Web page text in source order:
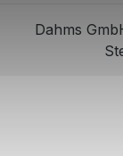
Dahms